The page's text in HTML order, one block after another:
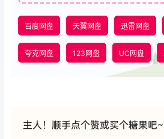
百度网盘 天翼网盘 迅雷网盘
夸克网盘 123网盘 UC网盘
主人！顺手点个赞或买个糖果吧~